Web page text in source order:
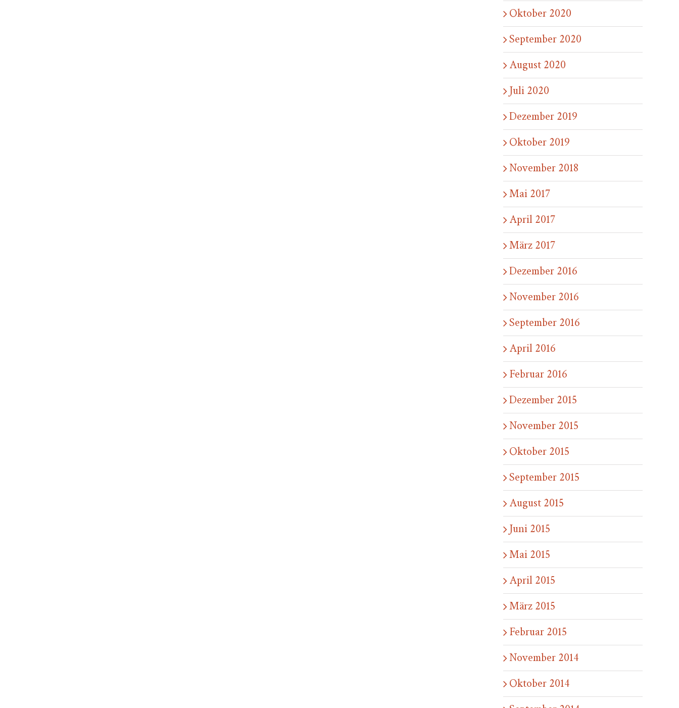
Oktober 2020
September 2020
August 2020
Juli 2020
Dezember 2019
Oktober 2019
November 2018
Mai 2017
April 2017
März 2017
Dezember 2016
November 2016
September 2016
April 2016
Februar 2016
Dezember 2015
November 2015
Oktober 2015
September 2015
August 2015
Juni 2015
Mai 2015
April 2015
März 2015
Februar 2015
November 2014
Oktober 2014